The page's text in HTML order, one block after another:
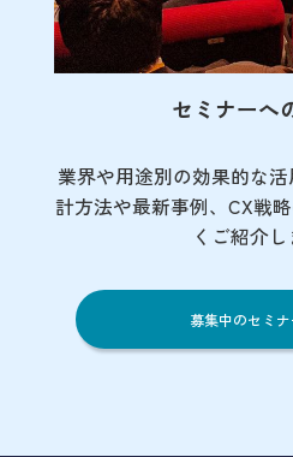
セミナーへ
業界や用途別の効果的な
計方法や最新事例、CX戦
くご紹介し
募集中のセミ